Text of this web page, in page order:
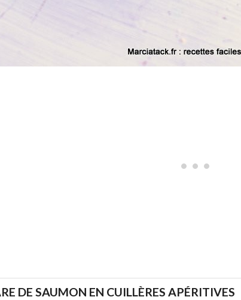
DE SAUMON EN CUILLÈRES APÉRITIVES